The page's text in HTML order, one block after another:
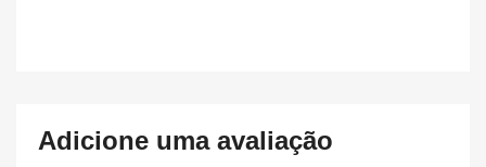
Adicione uma avaliação